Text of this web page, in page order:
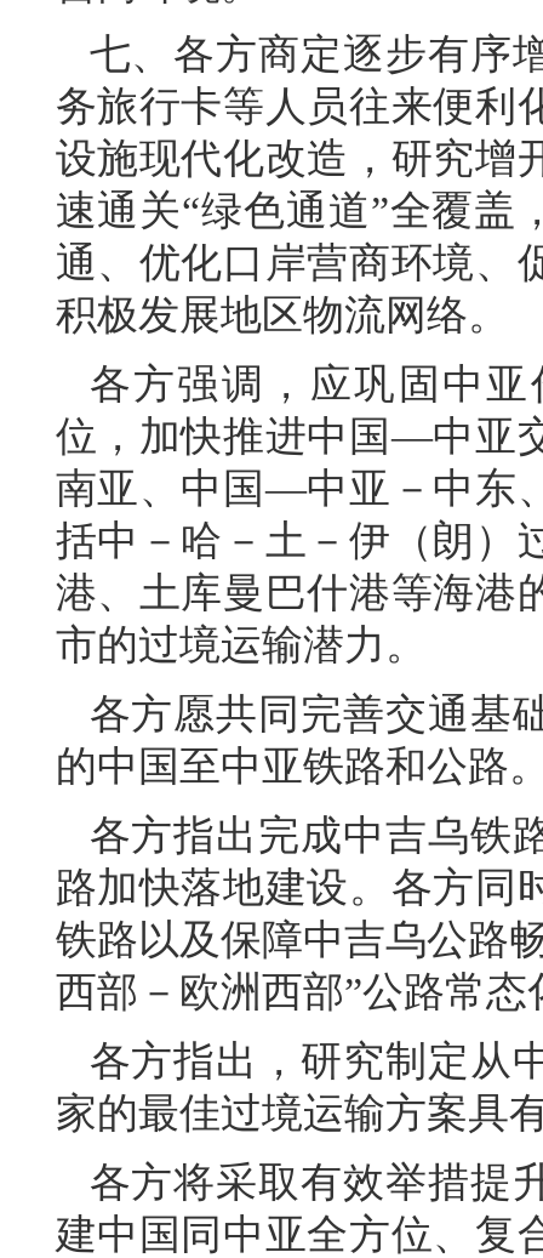
七、各方商定逐步有序
务旅行卡等人员往来便利
设施现代化改造，研究增
速通关“绿色通道”全覆盖
通、优化口岸营商环境、
积极发展地区物流网络。
各方强调，应巩固中
位，加快推进中国—中亚
南亚、中国—中亚－中东
括中－哈－土－伊（朗）
港、土库曼巴什港等海港
市的过境运输潜力。
各方愿共同完善交通基
的中国至中亚铁路和公路
各方指出完成中吉乌铁
路加快落地建设。各方同
铁路以及保障中吉乌公路
西部－欧洲西部”公路常
各方指出，研究制定从
家的最佳过境运输方案具
各方将采取有效举措提
建中国同中亚全方位、复